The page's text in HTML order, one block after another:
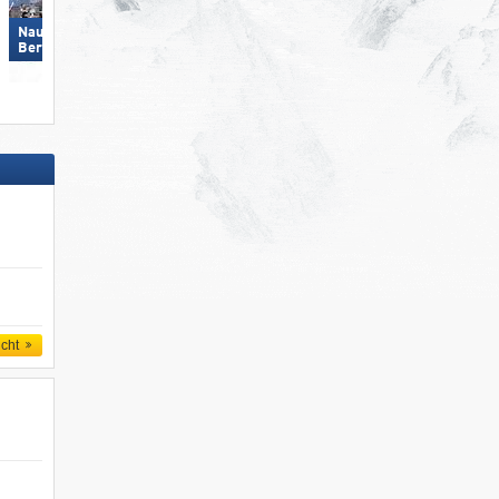
Nauders am Reschenpass –
Bergkastel
Skicircus Saalbach
Leogang Fieberbrunn